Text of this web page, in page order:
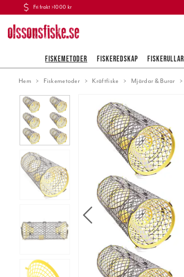
Fri frakt >1000 kr
FISKEMETODER FISKEREDSKAP FISKERULLAR
Hem Fiskemetoder Kräftfiske Mjärdar & Burar